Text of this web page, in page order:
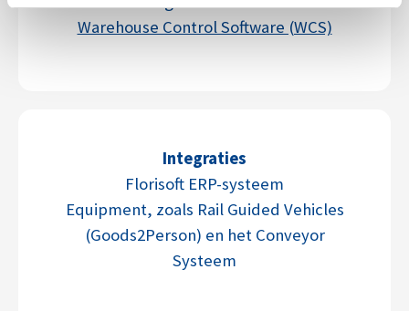
Warehouse Control Software (WCS)
Integraties
Florisoft ERP-systeem
Equipment, zoals Rail Guided Vehicles
(Goods2Person) en het Conveyor
Systeem